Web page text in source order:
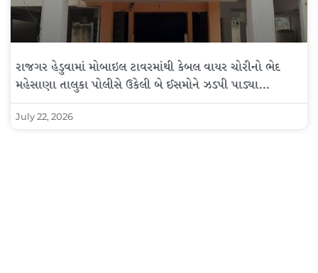
રાજગર હેડુવામાં મોબાઇલ ટાવરમાંથી કેબલ વાયર ચોરીનો ભેદ
મહેસાણા તાલુકા પોલીસે ઉકેલી બે ઈસમોને ઝડપી પાડ્યા…
July 22, 2026